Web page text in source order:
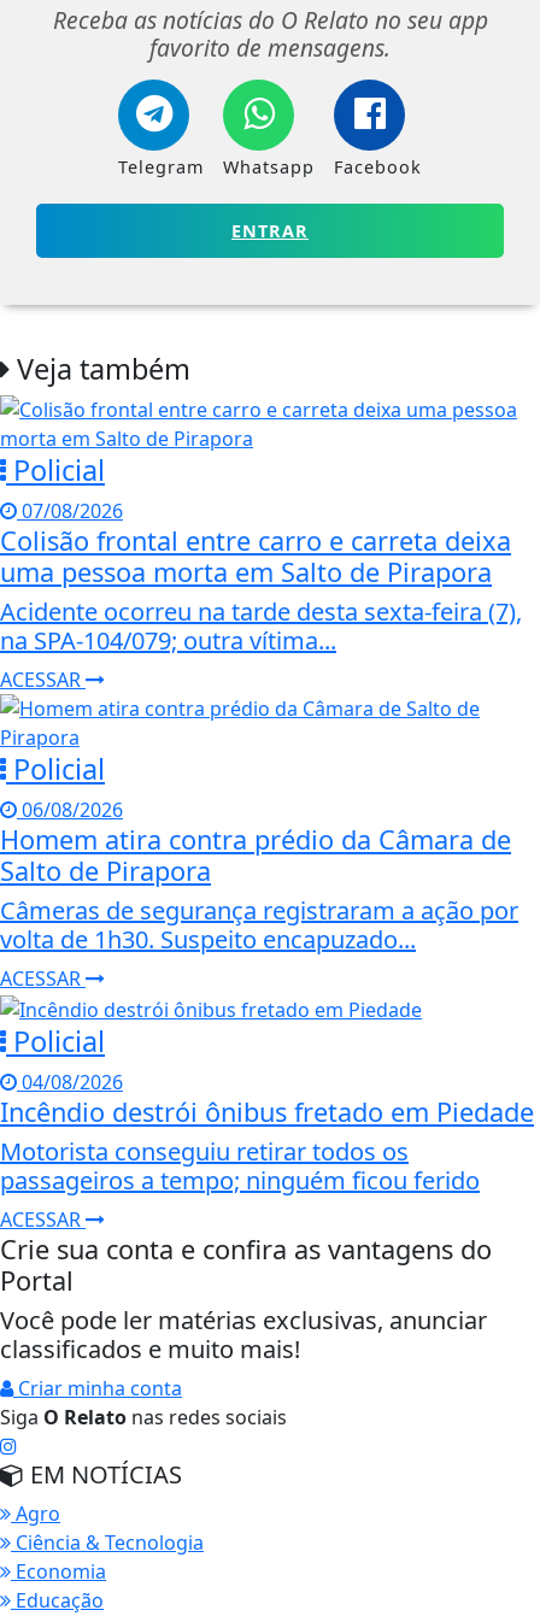
Receba as notícias do O Relato no seu app
favorito de mensagens.
Telegram Whatsapp Facebook
ENTRAR
Veja também
Policial
07/08/2026
Colisão frontal entre carro e carreta deixa
uma pessoa morta em Salto de Pirapora
Acidente ocorreu na tarde desta sexta-feira (7),
na SPA-104/079; outra vítima...
ACESSAR
Policial
06/08/2026
Homem atira contra prédio da Câmara de
Salto de Pirapora
Câmeras de segurança registraram a ação por
volta de 1h30. Suspeito encapuzado...
ACESSAR
Policial
04/08/2026
Incêndio destrói ônibus fretado em Piedade
Motorista conseguiu retirar todos os
passageiros a tempo; ninguém ficou ferido
ACESSAR
Crie sua conta e confira as vantagens do
Portal
Você pode ler matérias exclusivas, anunciar
classificados e muito mais!
Criar minha conta
Siga O Relato nas redes sociais
EM NOTÍCIAS
Agro
Ciência & Tecnologia
Economia
Educação